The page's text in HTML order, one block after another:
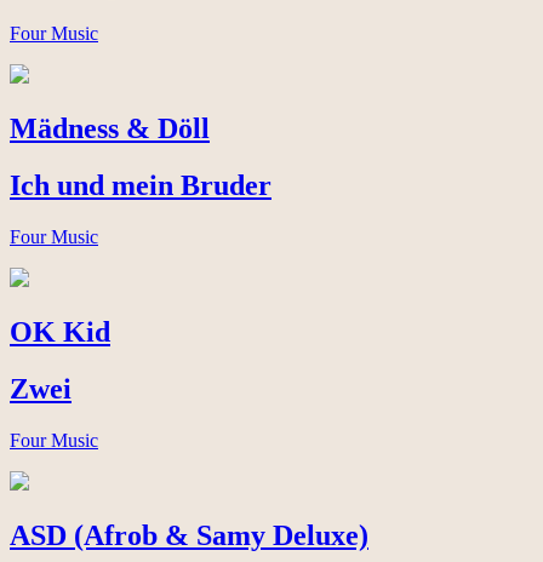
Four Music
Mädness & Döll
Ich und mein Bruder
Four Music
OK Kid
Zwei
Four Music
ASD (Afrob & Samy Deluxe)